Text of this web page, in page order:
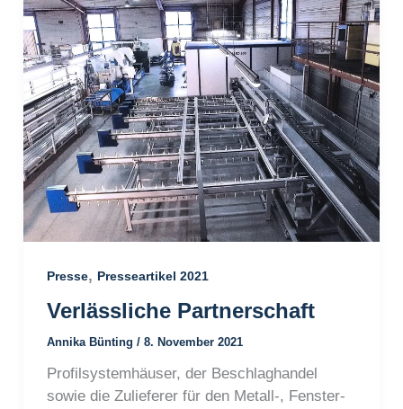
Presse, Presseartikel 2021
Verlässliche Partnerschaft
Annika Bünting / 8. November 2021
Profilsystemhäuser, der Beschlaghandel
sowie die Zulieferer für den Metall-, Fenster-